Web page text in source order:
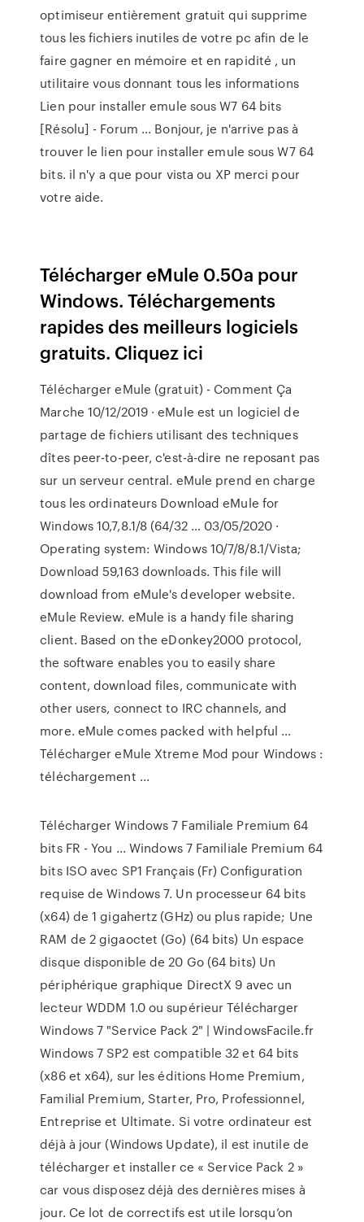
optimiseur entièrement gratuit qui supprime
tous les fichiers inutiles de votre pc afin de le
faire gagner en mémoire et en rapidité , un
utilitaire vous donnant tous les informations
Lien pour installer emule sous W7 64 bits
[Résolu] - Forum ... Bonjour, je n'arrive pas à
trouver le lien pour installer emule sous W7 64
bits. il n'y a que pour vista ou XP merci pour
votre aide.
Télécharger eMule 0.50a pour
Windows. Téléchargements
rapides des meilleurs logiciels
gratuits. Cliquez ici
Télécharger eMule (gratuit) - Comment Ça
Marche 10/12/2019 · eMule est un logiciel de
partage de fichiers utilisant des techniques
dîtes peer-to-peer, c'est-à-dire ne reposant pas
sur un serveur central. eMule prend en charge
tous les ordinateurs Download eMule for
Windows 10,7,8.1/8 (64/32 … 03/05/2020 ·
Operating system: Windows 10/7/8/8.1/Vista;
Download 59,163 downloads. This file will
download from eMule's developer website.
eMule Review. eMule is a handy file sharing
client. Based on the eDonkey2000 protocol,
the software enables you to easily share
content, download files, communicate with
other users, connect to IRC channels, and
more. eMule comes packed with helpful …
Télécharger eMule Xtreme Mod pour Windows :
téléchargement ...
Télécharger Windows 7 Familiale Premium 64
bits FR - You ... Windows 7 Familiale Premium 64
bits ISO avec SP1 Français (Fr) Configuration
requise de Windows 7. Un processeur 64 bits
(x64) de 1 gigahertz (GHz) ou plus rapide; Une
RAM de 2 gigaoctet (Go) (64 bits) Un espace
disque disponible de 20 Go (64 bits) Un
périphérique graphique DirectX 9 avec un
lecteur WDDM 1.0 ou supérieur Télécharger
Windows 7 "Service Pack 2" | WindowsFacile.fr
Windows 7 SP2 est compatible 32 et 64 bits
(x86 et x64), sur les éditions Home Premium,
Familial Premium, Starter, Pro, Professionnel,
Entreprise et Ultimate. Si votre ordinateur est
déjà à jour (Windows Update), il est inutile de
télécharger et installer ce « Service Pack 2 »
car vous disposez déjà des dernières mises à
jour. Ce lot de correctifs est utile lorsqu’on